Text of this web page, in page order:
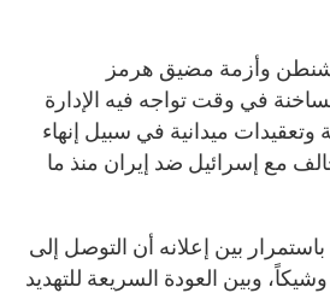
وأزمة مضيق هرمز
في وقت تواجه فيه الإدارة
وتعقيدات ميدانية في سبيل إنهاء
مع إسرائيل ضد إيران منذ ما
بين إعلانه أن التوصل إلى
وبين العودة السريعة للتهديد